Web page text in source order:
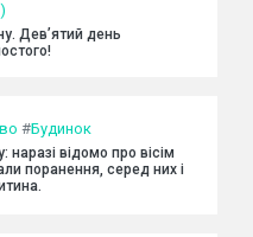
Дев’ятий день
#Будинок
наразі відомо про вісім
поранення, серед них і